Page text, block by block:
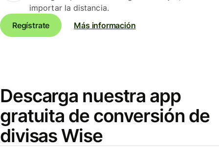
importar la distancia.
Regístrate
Más información
Descarga nuestra app
gratuita de conversión de
divisas Wise